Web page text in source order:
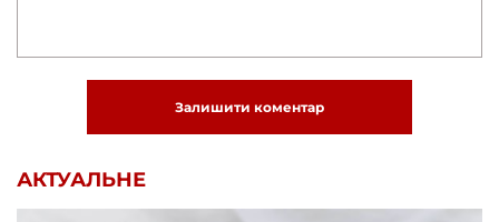
Залишити коментар
АКТУАЛЬНЕ